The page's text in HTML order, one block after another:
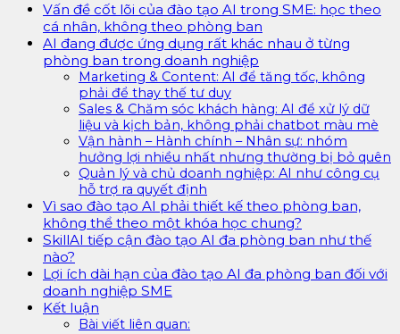
Vấn đề cốt lõi của đào tạo AI trong SME: học theo
cá nhân, không theo phòng ban
AI đang được ứng dụng rất khác nhau ở từng
phòng ban trong doanh nghiệp
Marketing & Content: AI để tăng tốc, không
phải để thay thế tư duy
Sales & Chăm sóc khách hàng: AI để xử lý dữ
liệu và kịch bản, không phải chatbot màu mè
Vận hành – Hành chính – Nhân sự: nhóm
hưởng lợi nhiều nhất nhưng thường bị bỏ quên
Quản lý và chủ doanh nghiệp: AI như công cụ
hỗ trợ ra quyết định
Vì sao đào tạo AI phải thiết kế theo phòng ban,
không thể theo một khóa học chung?
SkillAI tiếp cận đào tạo AI đa phòng ban như thế
nào?
Lợi ích dài hạn của đào tạo AI đa phòng ban đối với
doanh nghiệp SME
Kết luận
Bài viết liên quan: